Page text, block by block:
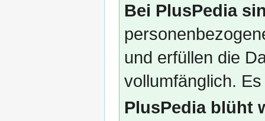
Bei PlusPedia
und erfüllen die
vollumfänglich.
PlusPedia blüht